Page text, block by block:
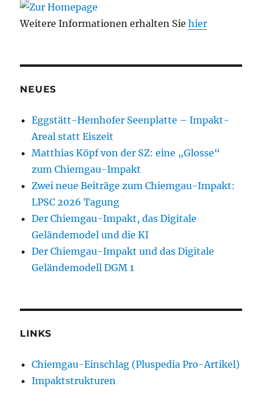
Weitere Informationen erhalten Siehier
NEUES
Eggstätt-Hemhofer Seenplatte – Impakt-
Areal statt Eiszeit
Matthias Köpf von der SZ: eine „Glosse“
zum Chiemgau-Impakt
Zwei neue Beiträge zum Chiemgau-Impakt:
LPSC 2026 Tagung
Der Chiemgau-Impakt, das Digitale
Geländemodel und die KI
Der Chiemgau-Impakt und das Digitale
Geländemodell DGM 1
LINKS
Chiemgau-Einschlag (Pluspedia Pro-Artikel)
Impaktstrukturen